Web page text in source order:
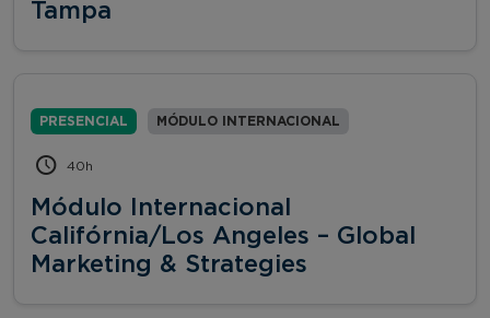
Tampa
PRESENCIAL MÓDULO INTERNACIONAL
40h
Módulo Internacional
Califórnia/Los Angeles – Global
Marketing & Strategies